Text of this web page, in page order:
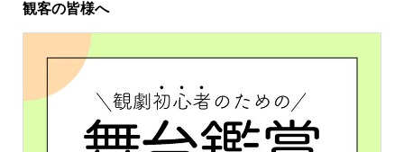
観客の皆様へ